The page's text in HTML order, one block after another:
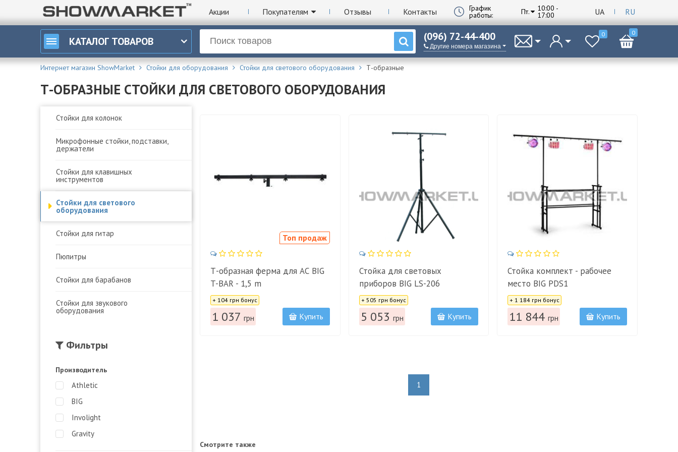
Акции Покупателям Отзывы Контакты График
работы: Пт. 10:00 -
17:00 UA RU
КАТАЛОГ ТОВАРОВ (096) 72-44-400
Другие номера магазина
0 0
Интернет магазин ShowMarket Стойки для оборудования Стойки для светового оборудования Т-образные
Т-ОБРАЗНЫЕ СТОЙКИ ДЛЯ СВЕТОВОГО ОБОРУДОВАНИЯ
Стойки для колонок
Микрофонные стойки, подставки,
держатели
Стойки для клавишных
инструментов
Стойки для светового
оборудования
Стойки для гитар
Пюпитры
Стойки для барабанов
Стойки для звукового
оборудования
Фильтры
Производитель
Athletic
BIG
Involight
Gravity
Топ продаж
Т-образная ферма для АС BIG
T-BAR - 1,5 m
Цена:
+ 104 грн бонус
1 037 грн Купить
Стойка для световых
приборов BIG LS-206
Цена:
+ 505 грн бонус
5 053 грн Купить
Стойка комплект - рабочее
место BIG PDS1
Цена:
+ 1 184 грн бонус
11 844 грн Купить
1
Смотрите также